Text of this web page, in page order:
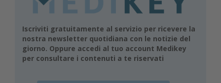
Iscriviti gratuitamente al servizio per ricevere la
nostra newsletter quotidiana con le notizie del
giorno. Oppure accedi al tuo account Medikey
per consultare i contenuti a te riservati